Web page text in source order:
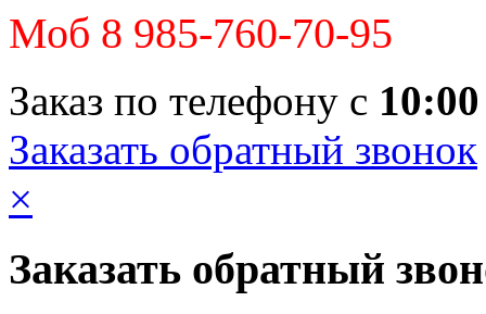
Моб 8 985-760-70-95
Заказ по телефону с 10:00
Заказать обратный звонок
×
Заказать обратный